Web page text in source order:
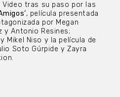
Video tras su paso por las
, película presentada
por Megan
y Antonio Resines;
Mikel Niso y la película de
Soto Gúrpide y Zayra